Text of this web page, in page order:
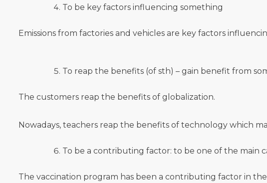
To be key factors influencing something
Emissions from factories and vehicles are key factors
To reap the benefits (of sth) – gain benefit from
The customers reap the benefits of globalization.
Nowadays, teachers reap the benefits of technology which
To be a contributing factor: to be one of the main
The vaccination program has been a contributing factor in